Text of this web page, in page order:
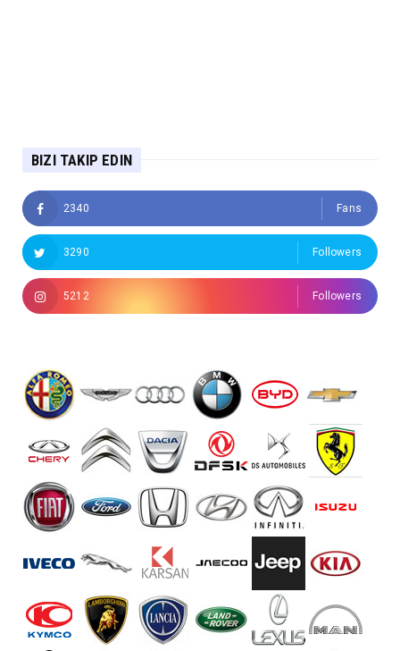
BIZI TAKIP EDIN
2340 Fans
3290 Followers
5212 Followers